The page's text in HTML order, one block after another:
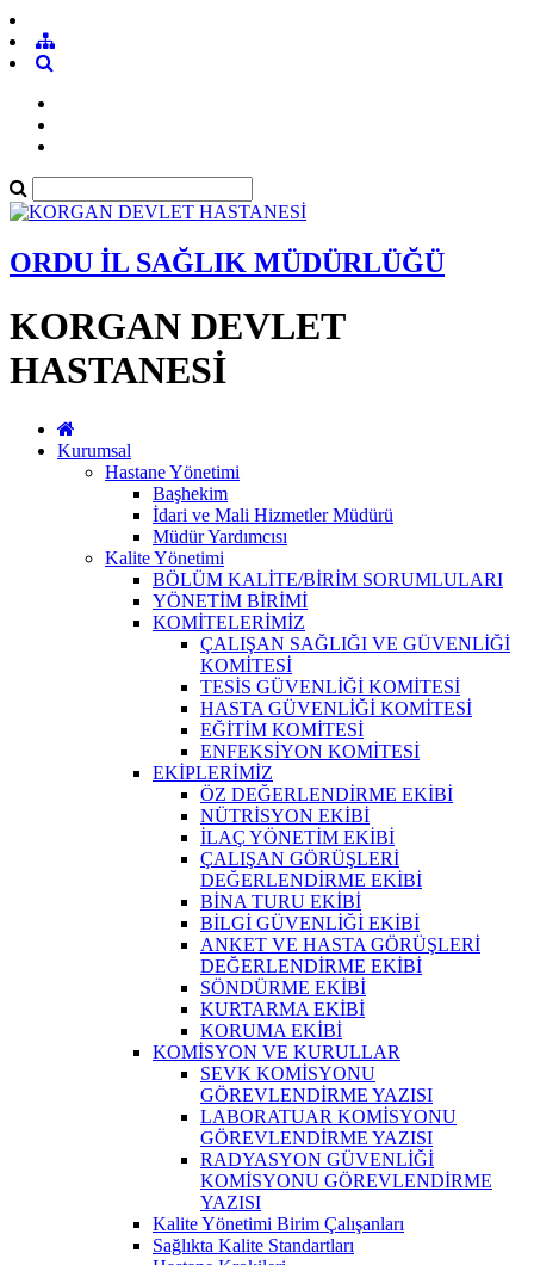
ORDU İL SAĞLIK MÜDÜRLÜĞÜ
KORGAN DEVLET
HASTANESİ
Kurumsal
Hastane Yönetimi
Başhekim
İdari ve Mali Hizmetler Müdürü
Müdür Yardımcısı
Kalite Yönetimi
BÖLÜM KALİTE/BİRİM SORUMLULARI
YÖNETİM BİRİMİ
KOMİTELERİMİZ
ÇALIŞAN SAĞLIĞI VE GÜVENLİĞİ
KOMİTESİ
TESİS GÜVENLİĞİ KOMİTESİ
HASTA GÜVENLİĞİ KOMİTESİ
EĞİTİM KOMİTESİ
ENFEKSİYON KOMİTESİ
EKİPLERİMİZ
ÖZ DEĞERLENDİRME EKİBİ
NÜTRİSYON EKİBİ
İLAÇ YÖNETİM EKİBİ
ÇALIŞAN GÖRÜŞLERİ
DEĞERLENDİRME EKİBİ
BİNA TURU EKİBİ
BİLGİ GÜVENLİĞİ EKİBİ
ANKET VE HASTA GÖRÜŞLERİ
DEĞERLENDİRME EKİBİ
SÖNDÜRME EKİBİ
KURTARMA EKİBİ
KORUMA EKİBİ
KOMİSYON VE KURULLAR
SEVK KOMİSYONU
GÖREVLENDİRME YAZISI
LABORATUAR KOMİSYONU
GÖREVLENDİRME YAZISI
RADYASYON GÜVENLİĞİ
KOMİSYONU GÖREVLENDİRME
YAZISI
Kalite Yönetimi Birim Çalışanları
Sağlıkta Kalite Standartları